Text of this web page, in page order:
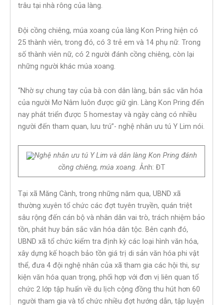
trâu tại nhà rông của làng.
Đội cồng chiêng, múa xoang của làng Kon Pring hiện có
25 thành viên, trong đó, có 3 trẻ em và 14 phụ nữ. Trong
số thành viên nữ, có 2 người đánh cồng chiêng, còn lại
những người khác múa xoang.
“Nhờ sự chung tay của bà con dân làng, bản sắc văn hóa
của người Mơ Nâm luôn được giữ gìn. Làng Kon Pring đến
nay phát triển được 5 homestay và ngày càng có nhiều
người đến tham quan, lưu trú”- nghệ nhân ưu tú Y Lim nói.
Nghệ nhân ưu tú Y Lim và dân làng Kon Pring đánh
cồng chiêng, múa xoang. Ảnh: ĐT
Tại xã Măng Cành, trong những năm qua, UBND xã
thường xuyên tổ chức các đợt tuyên truyền, quán triệt
sâu rộng đến cán bộ và nhân dân vai trò, trách nhiệm bảo
tồn, phát huy bản sắc văn hóa dân tộc. Bên cạnh đó,
UBND xã tổ chức kiểm tra định kỳ các loại hình văn hóa,
xây dựng kế hoạch bảo tồn giá trị di sản văn hóa phi vật
thể, đưa 4 đội nghệ nhân của xã tham gia các hội thi, sự
kiện văn hóa quan trọng, phối hợp với đơn vị liên quan tổ
chức 2 lớp tập huấn về du lịch cộng đồng thu hút hơn 60
người tham gia và tổ chức nhiều đợt hướng dẫn, tập luyện